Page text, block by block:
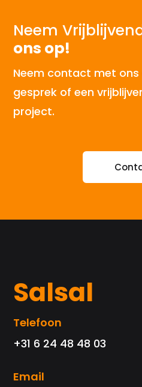
Neem
ons op!
Neem contact met
gesprek of een
project.
Salsal
Telefoon
+31 6 24 48 48 03
Email